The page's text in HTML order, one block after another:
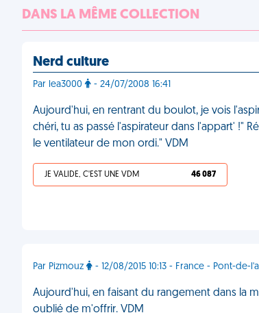
DANS LA MÊME COLLECTION
Nerd culture
Par lea3000 - 24/07/2008 16:41
Aujourd'hui, en rentrant du boulot, je vois
chéri, tu as passé l'aspirateur dans l'appart' !"
le ventilateur de mon ordi." VDM
JE VALIDE, C'EST UNE VDM 46 087
Par Pizmouz - 12/08/2015 10:13 - France - Pont-de-
Aujourd'hui, en faisant du rangement dans la
oublié de m'offrir. VDM